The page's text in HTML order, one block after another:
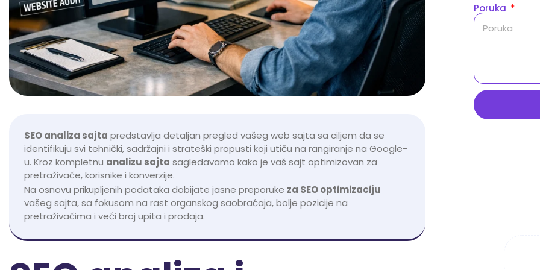
SEO analiza sajta predstavlja detaljan pregled vašeg web sajta sa ciljem da se
identifikuju svi tehnički, sadržajni i strateški propusti koji utiču na rangiranje na Google-
u. Kroz kompletnu analizu sajta sagledavamo kako je vaš sajt optimizovan za
pretraživače, korisnike i konverzije.
Na osnovu prikupljenih podataka dobijate jasne preporuke za SEO optimizaciju
vašeg sajta, sa fokusom na rast organskog saobraćaja, bolje pozicije na
pretraživačima i veći broj upita i prodaja.
Poruka